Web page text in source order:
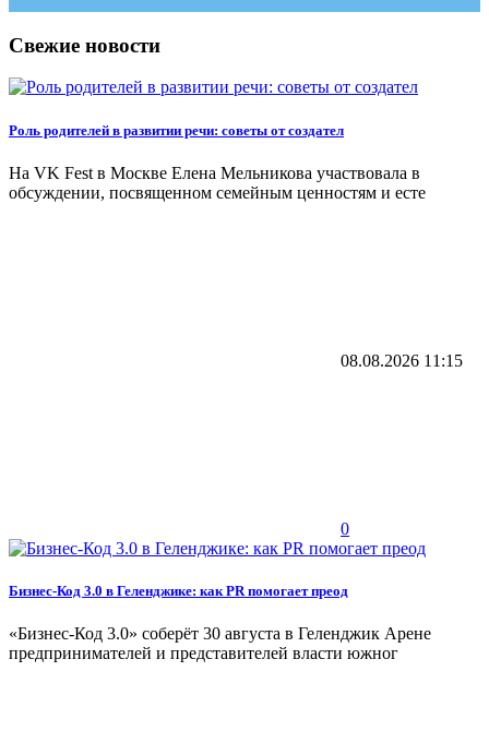
Свежие новости
Роль родителей в развитии речи: советы от создател
На VK Fest в Москве Елена Мельникова участвовала в
обсуждении, посвященном семейным ценностям и есте
08.08.2026 11:15
0
Бизнес-Код 3.0 в Геленджике: как PR помогает преод
«Бизнес‑Код 3.0» соберёт 30 августа в Геленджик Арене
предпринимателей и представителей власти южног